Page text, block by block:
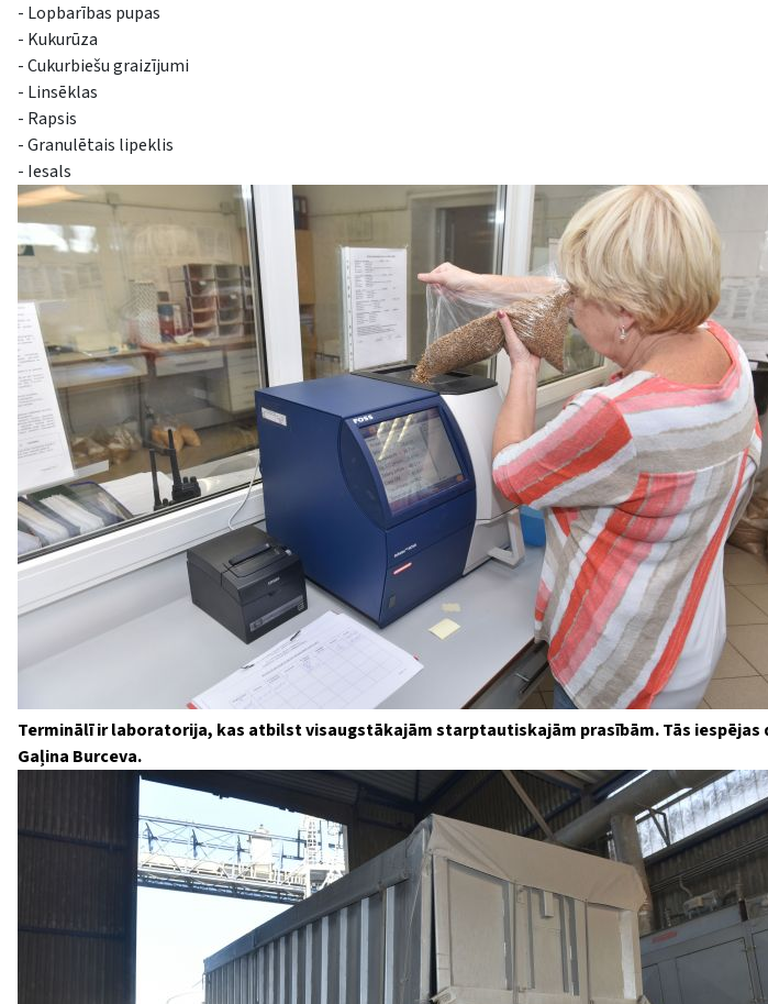
- Lopbarības pupas
- Kukurūza
- Cukurbiešu graizījumi
- Linsēklas
- Rapsis
- Granulētais lipeklis
- Iesals
Terminālī ir laboratorija, kas atbilst visaugstākajām starptautiskajām prasībām. Tās
Gaļina Burceva.